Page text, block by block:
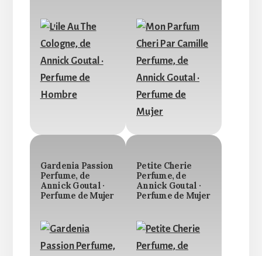
Gardenia Passion
Perfume, de
Annick Goutal ·
Perfume de Mujer
Petite Cherie
Perfume, de
Annick Goutal ·
Perfume de Mujer